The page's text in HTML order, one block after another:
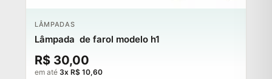
LÂMPADAS
Lâmpada de farol modelo h1
R$ 30,00
em até 3x R$ 10,60